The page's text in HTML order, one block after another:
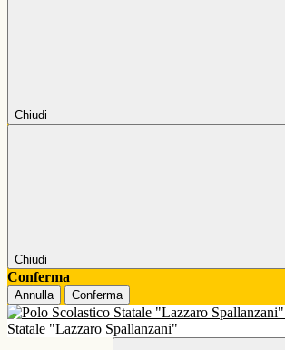
Chiudi
Chiudi
Conferma
Annulla Conferma
Statale "Lazzaro Spallanzani"